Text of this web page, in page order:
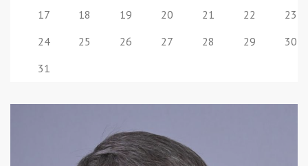
17
18 19 20 21 22
23
24
25 26 27 28 29
30
31